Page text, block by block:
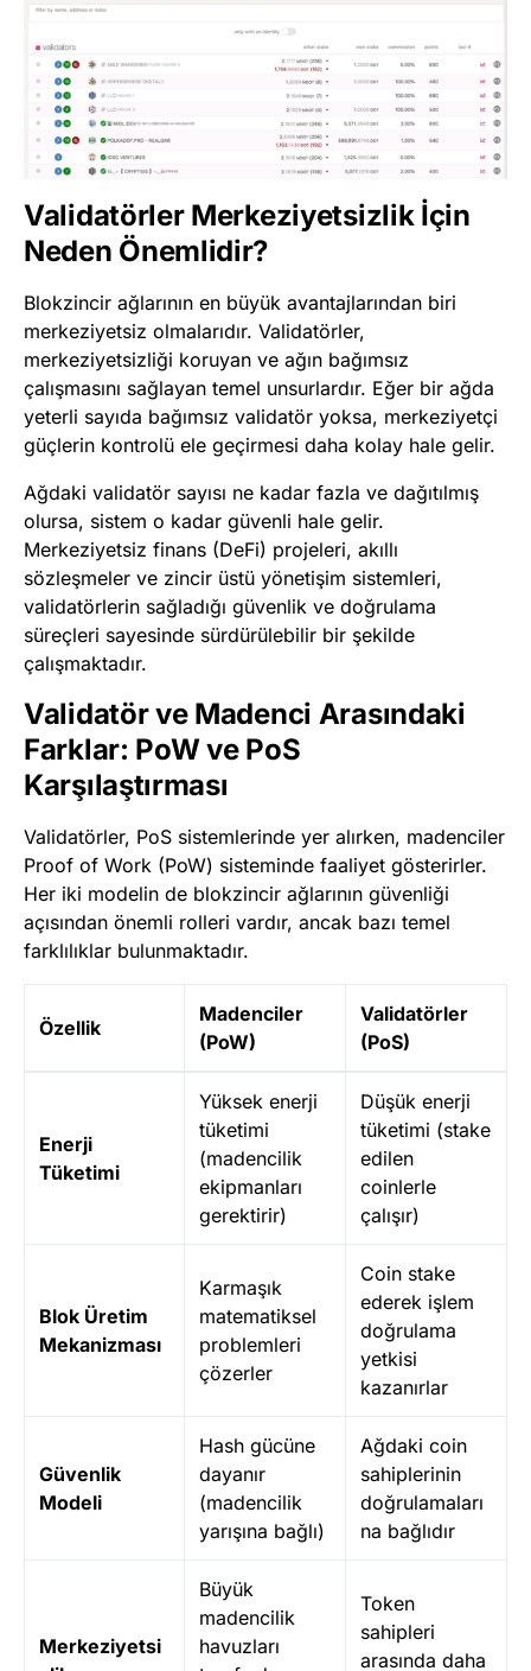
Validatörler Merkeziyetsizlik İçin
Neden Önemlidir?
Blokzincir ağlarının en büyük avantajlarından biri
merkeziyetsiz olmalarıdır. Validatörler,
merkeziyetsizliği koruyan ve ağın bağımsız
çalışmasını sağlayan temel unsurlardır. Eğer bir ağda
yeterli sayıda bağımsız validatör yoksa, merkeziyetçi
güçlerin kontrolü ele geçirmesi daha kolay hale gelir.
Ağdaki validatör sayısı ne kadar fazla ve dağıtılmış
olursa, sistem o kadar güvenli hale gelir.
Merkeziyetsiz finans (DeFi) projeleri, akıllı
sözleşmeler ve zincir üstü yönetişim sistemleri,
validatörlerin sağladığı güvenlik ve doğrulama
süreçleri sayesinde sürdürülebilir bir şekilde
çalışmaktadır.
Validatör ve Madenci Arasındaki
Farklar: PoW ve PoS
Karşılaştırması
Validatörler, PoS sistemlerinde yer alırken, madenciler
Proof of Work (PoW) sisteminde faaliyet gösterirler.
Her iki modelin de blokzincir ağlarının güvenliği
açısından önemli rolleri vardır, ancak bazı temel
farklılıklar bulunmaktadır.
Özellik
Madenciler
(PoW)
Validatörler
(PoS)
Enerji
Tüketimi
Yüksek enerji
tüketimi
(madencilik
ekipmanları
gerektirir)
Düşük enerji
tüketimi (stake
edilen
coinlerle
çalışır)
Blok Üretim
Mekanizması
Karmaşık
matematiksel
problemleri
çözerler
Coin stake
ederek işlem
doğrulama
yetkisi
kazanırlar
Güvenlik
Modeli
Hash gücüne
dayanır
(madencilik
yarışına bağlı)
Ağdaki coin
sahiplerinin
doğrulamaları
na bağlıdır
Merkeziyetsi
Büyük
madencilik
havuzları
Token
sahipleri
arasında daha